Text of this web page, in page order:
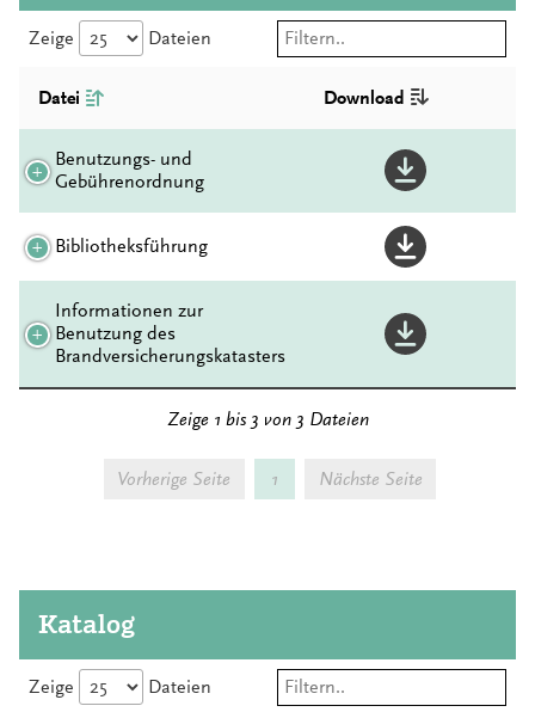
Zeige Dateien
Datei Download
Benutzungs- und
Gebührenordnung
Bibliotheksführung
Informationen zur
Benutzung des
Brandversicherungskatasters
Zeige 1 bis 3 von 3 Dateien
Vorherige Seite 1 Nächste Seite
Katalog
Zeige Dateien